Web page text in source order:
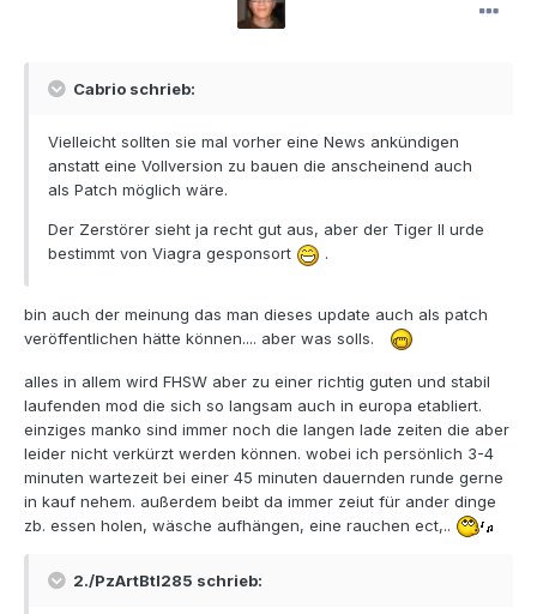
Cabrio schrieb:
Vielleicht sollten sie mal vorher eine News ankündigen
anstatt eine Vollversion zu bauen die anscheinend auch
als Patch möglich wäre.
Der Zerstörer sieht ja recht gut aus, aber der Tiger II urde
bestimmt von Viagra gesponsort
.
bin auch der meinung das man dieses update auch als patch
veröffentlichen hätte können.... aber was solls.
alles in allem wird FHSW aber zu einer richtig guten und stabil
laufenden mod die sich so langsam auch in europa etabliert.
einziges manko sind immer noch die langen lade zeiten die aber
leider nicht verkürzt werden können. wobei ich persönlich 3-4
minuten wartezeit bei einer 45 minuten dauernden runde gerne
in kauf nehem. außerdem beibt da immer zeiut für ander dinge
zb. essen holen, wäsche aufhängen, eine rauchen ect,..
2./PzArtBtl285 schrieb: